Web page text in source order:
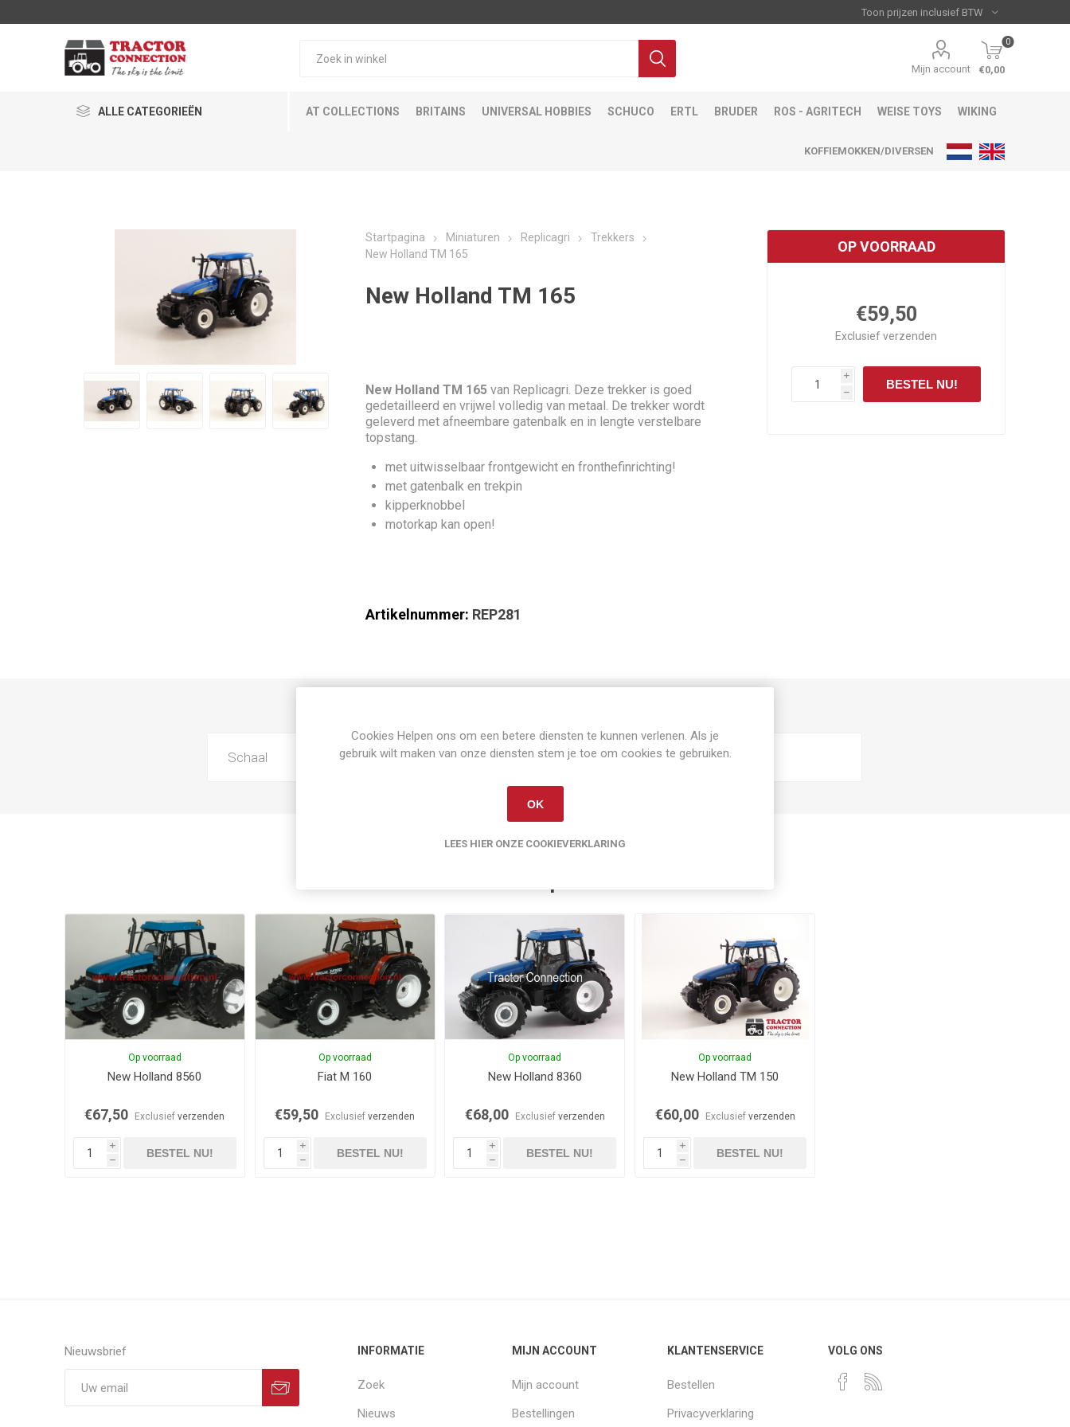
Mijn account
0
€0,00
ALLE CATEGORIEËN AT COLLECTIONS BRITAINS UNIVERSAL HOBBIES SCHUCO ERTL BRUDER ROS - AGRITECH WEISE TOYS WIKING
KOFFIEMOKKEN/DIVERSEN
Startpagina Miniaturen Replicagri
Trekkers
New Holland TM 165
New Holland TM 165
New Holland TM 165 van Replicagri. Deze trekker is goed
gedetailleerd en vrijwel volledig van metaal. De trekker wordt
geleverd met afneembare gatenbalk en in lengte verstelbare
topstang.
met uitwisselbaar frontgewicht en fronthefinrichting!
met gatenbalk en trekpin
kipperknobbel
motorkap kan open!
Artikelnummer: REP281
OP VOORRAAD
€59,50
Exclusiefverzenden
i
h
BESTEL NU!
Schaal 1:32
Op voorraad
New Holland 8560
€67,50 Exclusiefverzenden
i
h
BESTEL NU!
Op voorraad
Fiat M 160
€59,50 Exclusiefverzenden
i
h
BESTEL NU!
Op voorraad
New Holland 8360
€68,00 Exclusief verzenden
i
h
BESTEL NU!
Op voorraad
New Holland TM 150
€60,00 Exclusief verzenden
i
h
BESTEL NU!
Nieuwsbrief INFORMATIE
Zoek
Nieuws
MIJN ACCOUNT
Mijn account
Bestellingen
KLANTENSERVICE
Bestellen
Privacyverklaring
VOLG ONS
Cookies Helpen ons om een betere diensten te kunnen verlenen. Als je
gebruik wilt maken van onze diensten stem je toe om cookies te gebruiken.
OK
LEES HIER ONZE COOKIEVERKLARING